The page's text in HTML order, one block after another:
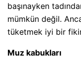
başınayken
mümkün değil.
tüketmek iyi bir
Muz kabukları